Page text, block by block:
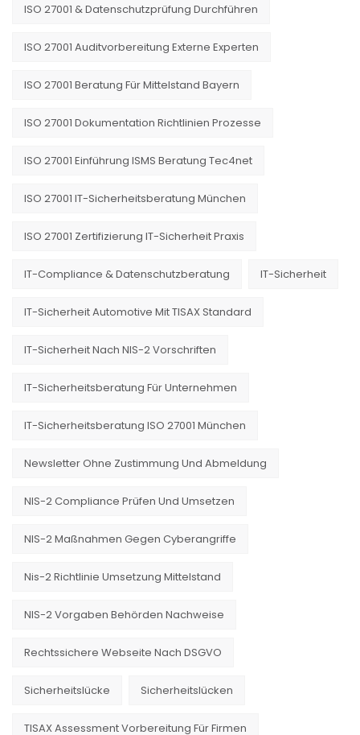
ISO 27001 & Datenschutzprüfung Durchführen
ISO 27001 Auditvorbereitung Externe Experten
ISO 27001 Beratung Für Mittelstand Bayern
ISO 27001 Dokumentation Richtlinien Prozesse
ISO 27001 Einführung ISMS Beratung Tec4net
ISO 27001 IT-Sicherheitsberatung München
ISO 27001 Zertifizierung IT-Sicherheit Praxis
IT-Compliance & Datenschutzberatung IT-Sicherheit
IT-Sicherheit Automotive Mit TISAX Standard
IT-Sicherheit Nach NIS-2 Vorschriften
IT-Sicherheitsberatung Für Unternehmen
IT-Sicherheitsberatung ISO 27001 München
Newsletter Ohne Zustimmung Und Abmeldung
NIS-2 Compliance Prüfen Und Umsetzen
NIS-2 Maßnahmen Gegen Cyberangriffe
Nis-2 Richtlinie Umsetzung Mittelstand
NIS-2 Vorgaben Behörden Nachweise
Rechtssichere Webseite Nach DSGVO
Sicherheitslücke Sicherheitslücken
TISAX Assessment Vorbereitung Für Firmen